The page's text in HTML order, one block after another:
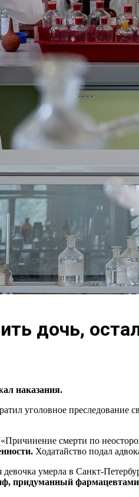
дочь,
наказания.
уголовное
смерти по
Ходатайство подал
умерла в Санкт-
придуманный фармацевтами